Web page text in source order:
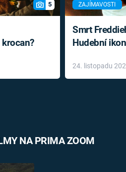
5 ZAJÍMAVOSTI
Smrt
Hudební
léky
24. listopadu
NA PRIMA ZOOM